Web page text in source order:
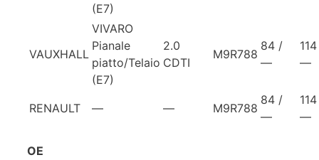
(E7)
VAUXHALL
VIVARO
Pianale
piatto/Telaio
(E7)
2.0
CDTI
M9R788
84 /
—
—
RENAULT — — M9R788
84 /
—
—
OE